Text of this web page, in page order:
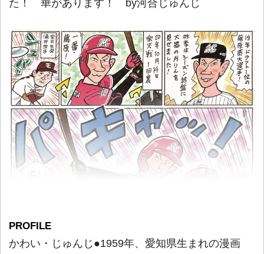
た！ 華があります！ by河合じゅんじ
PROFILE
かわい・じゅんじ●1959年、愛知県生まれの漫画